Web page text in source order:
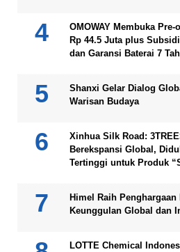
OMOWAY Membuka
Rp 44.5 Juta plus
dan Garansi Baterai 7
Shanxi Gelar Dialog
Warisan Budaya
Xinhua Silk Road:
Berekspansi Global,
Tertinggi untuk Produk
Himel Raih
Keunggulan Global dan
LOTTE Chemical